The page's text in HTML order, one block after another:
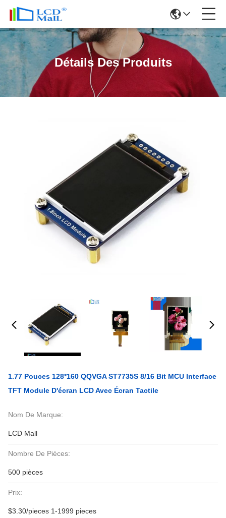
Détails Des Produits
1.77 Pouces 128*160 QQVGA ST7735S 8/16 Bit MCU Interface
TFT Module D'écran LCD Avec Écran Tactile
Nom De Marque:
LCD Mall
Nombre De Pièces:
500 pièces
Prix:
$3.30/pieces 1-1999 pieces